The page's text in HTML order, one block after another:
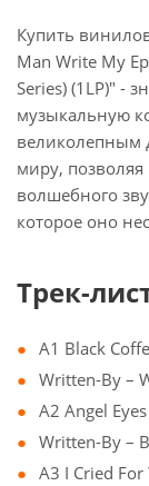
Купить
Man Write My
Series) (1LP)" -
музыкальную
великолепным
миру,
волшебного
которое оно
Трек-
A1 Black
Written-By –
A2 Angel Eyes
Written-By –
A3 I Cried For